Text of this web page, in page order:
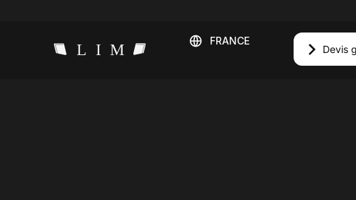
FRANCE
Devis